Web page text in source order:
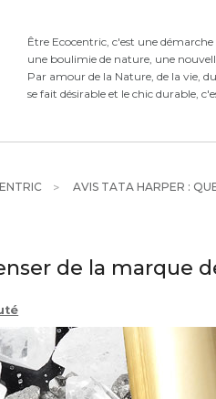
Être Ecocentric, c'est une démarche
une boulimie de nature, une
Par amour de la Nature, de la vie,
se fait désirable et le chic durable,
AVIS TATA HARPER :
de la marque